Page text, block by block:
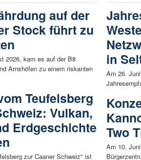
auf der
Stock führt zu
2026, kam es auf der B8
Arnshöfen zu einem riskanten
Teufelsberg
Vulkan,
Erdgeschichte
zur Caaner Schweiz" ist
in
Am 26.
Two
Am 10.